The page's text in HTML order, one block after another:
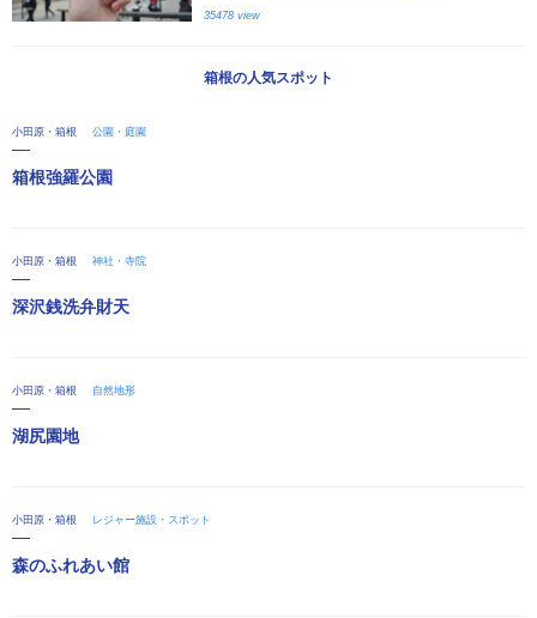
35478 view
箱根の人気スポット
小田原・箱根 公園・庭園
箱根強羅公園
小田原・箱根 神社・寺院
深沢銭洗弁財天
小田原・箱根 自然地形
湖尻園地
小田原・箱根 レジャー施設・スポット
森のふれあい館